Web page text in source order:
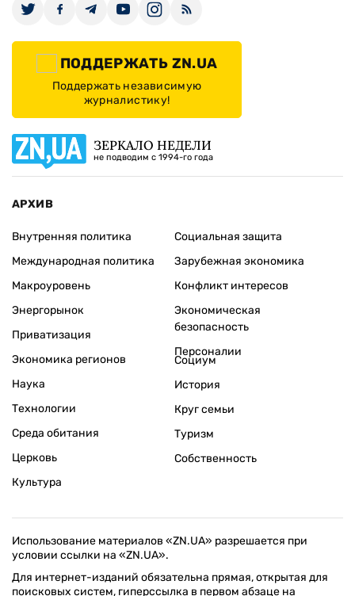
ПОДДЕРЖАТЬ ZN.UA
Поддержать независимую
журналистику!
ЗЕРКАЛО НЕДЕЛИ
не подводим с 1994-го года
АРХИВ
Внутренняя политика
Международная политика
Макроуровень
Энергорынок
Приватизация
Экономика регионов
Социальная защита
Зарубежная экономика
Конфликт интересов
Экономическая
безопасность
Персоналии
Наука
Технологии
Среда обитания
Церковь
Культура
Социум
История
Круг семьи
Туризм
Собственность
Использование материалов «ZN.UA» разрешается при
условии ссылки на «ZN.UA».
Для интернет-изданий обязательна прямая, открытая для
поисковых систем, гиперссылка в первом абзаце на